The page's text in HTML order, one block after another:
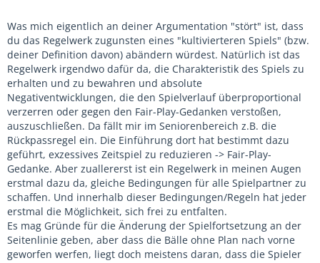
Was mich eigentlich an deiner Argumentation "stört" ist, dass
du das Regelwerk zugunsten eines "kultivierteren Spiels" (bzw.
deiner Definition davon) abändern würdest. Natürlich ist das
Regelwerk irgendwo dafür da, die Charakteristik des Spiels zu
erhalten und zu bewahren und absolute
Negativentwicklungen, die den Spielverlauf überproportional
verzerren oder gegen den Fair-Play-Gedanken verstoßen,
auszuschließen. Da fällt mir im Seniorenbereich z.B. die
Rückpassregel ein. Die Einführung dort hat bestimmt dazu
geführt, exzessives Zeitspiel zu reduzieren -> Fair-Play-
Gedanke. Aber zuallererst ist ein Regelwerk in meinen Augen
erstmal dazu da, gleiche Bedingungen für alle Spielpartner zu
schaffen. Und innerhalb dieser Bedingungen/Regeln hat jeder
erstmal die Möglichkeit, sich frei zu entfalten.
Es mag Gründe für die Änderung der Spielfortsetzung an der
Seitenlinie geben, aber dass die Bälle ohne Plan nach vorne
geworfen werfen, liegt doch meistens daran, dass die Spieler